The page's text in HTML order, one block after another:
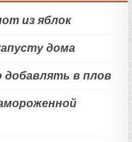
из яблок
дома
в плов